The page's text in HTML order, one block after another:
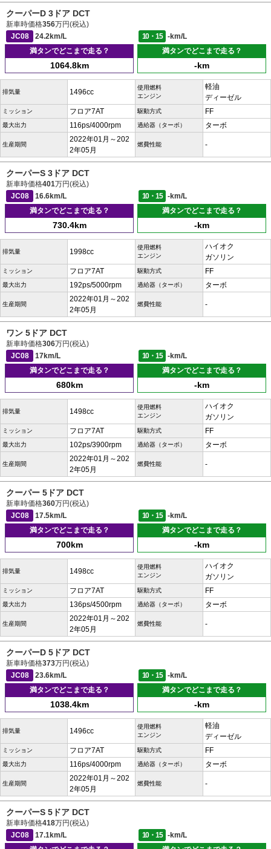
クーパーD 3ドア DCT
新車時価格356万円(税込)
JC08
24.2km/L 10・15
-km/L
満タンでどこまで走る？
1064.8km
満タンでどこまで走る？
-km
排気量 1496cc
使用燃料
エンジン
軽油
ディーゼル
ミッション フロア7AT 駆動方式 FF
最大出力 116ps/4000rpm 過給器（ターボ） ターボ
生産期間
2022年01月～202
2年05月
燃費性能 -
クーパーS 3ドア DCT
新車時価格401万円(税込)
JC08
16.6km/L 10・15
-km/L
満タンでどこまで走る？
730.4km
満タンでどこまで走る？
-km
排気量 1998cc
使用燃料
エンジン
ハイオク
ガソリン
ミッション フロア7AT 駆動方式 FF
最大出力 192ps/5000rpm 過給器（ターボ） ターボ
生産期間
2022年01月～202
2年05月
燃費性能 -
ワン 5ドア DCT
新車時価格306万円(税込)
JC08
17km/L 10・15
-km/L
満タンでどこまで走る？
680km
満タンでどこまで走る？
-km
排気量 1498cc
使用燃料
エンジン
ハイオク
ガソリン
ミッション フロア7AT 駆動方式 FF
最大出力 102ps/3900rpm 過給器（ターボ） ターボ
生産期間
2022年01月～202
2年05月
燃費性能 -
クーパー 5ドア DCT
新車時価格360万円(税込)
JC08
17.5km/L 10・15
-km/L
満タンでどこまで走る？
700km
満タンでどこまで走る？
-km
排気量 1498cc
使用燃料
エンジン
ハイオク
ガソリン
ミッション フロア7AT 駆動方式 FF
最大出力 136ps/4500rpm 過給器（ターボ） ターボ
生産期間
2022年01月～202
2年05月
燃費性能 -
クーパーD 5ドア DCT
新車時価格373万円(税込)
JC08
23.6km/L 10・15
-km/L
満タンでどこまで走る？
1038.4km
満タンでどこまで走る？
-km
排気量 1496cc
使用燃料
エンジン
軽油
ディーゼル
ミッション フロア7AT 駆動方式 FF
最大出力 116ps/4000rpm 過給器（ターボ） ターボ
生産期間
2022年01月～202
2年05月
燃費性能 -
クーパーS 5ドア DCT
新車時価格418万円(税込)
JC08
17.1km/L 10・15
-km/L